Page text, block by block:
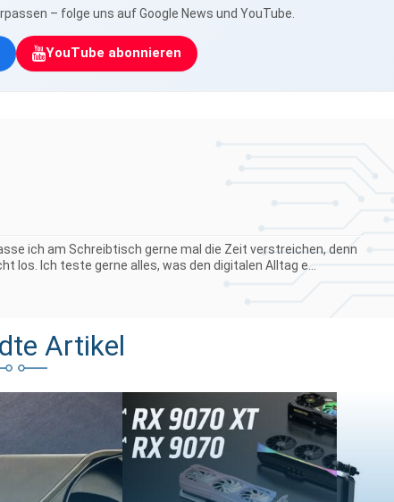
– folge uns auf Google News und YouTube.
YouTube abonnieren
ich am Schreibtisch gerne mal die Zeit verstreichen, denn
los. Ich teste gerne alles, was den digitalen Alltag e...
Artikel